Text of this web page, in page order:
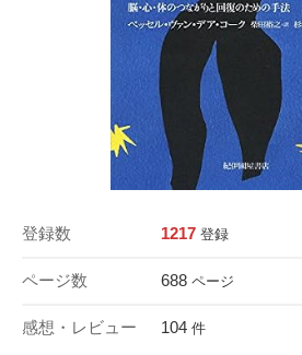
登録数 1217 登録
ページ数 688 ページ
感想・レビュー 104 件